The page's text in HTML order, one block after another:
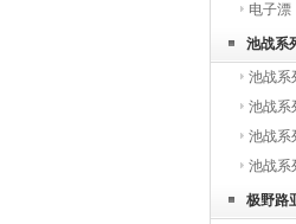
电子漂
池战系
池战系
池战系
池战系
池战系
极野路